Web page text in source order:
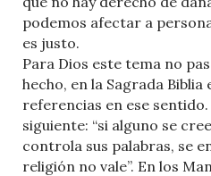
podemos afectar a
es justo.
Para Dios este tema no
hecho, en la Sagrada
referencias en ese
siguiente: “si alguno se
controla sus palabras, se
religión no vale”. En los